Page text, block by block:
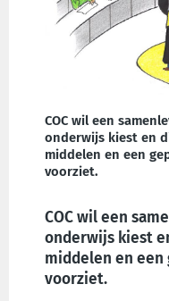
COC wil een
onderwijs kiest en
middelen en een
voorziet.
COC wil een
onderwijs kiest
middelen en een
voorziet.